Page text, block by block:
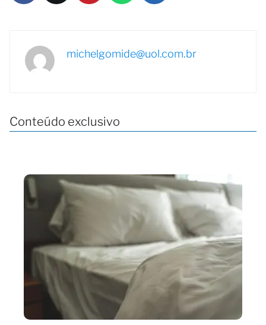
michelgomide@uol.com.br
Conteúdo exclusivo